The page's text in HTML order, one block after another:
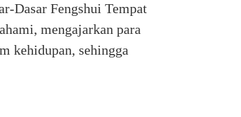
Dasar Fengshui Tempat
mengajarkan para
kehidupan, sehingga